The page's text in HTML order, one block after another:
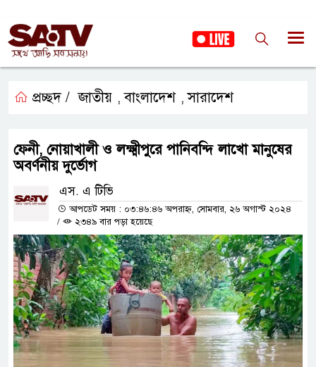
প্রচ্ছদ / জাতীয় ,বাংলাদেশ ,সারাদেশ
ফেনী, নোয়াখালী ও লক্ষ্মীপুরে পানিবন্দি লাখো মানুষের
অবর্ণনীয় দুর্ভোগ
এস. এ টিভি
আপডেট সময় : ০৩:৪৬:৪৬ অপরাহ্ন, সোমবার, ২৬ অগাস্ট ২০২৪
/
২৩৪৯ বার পড়া হয়েছে